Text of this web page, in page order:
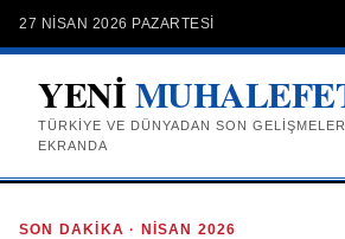
27 NISAN 2026 PAZARTESI
YENİ
TÜRKIYE VE DÜNYADAN SON
EKRANDA
SON DAKİKA · NİSAN 2026